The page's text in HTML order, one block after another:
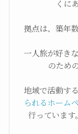
くに
拠点は、築年
一人旅が好き
のため
地域で活動す
られるホーム
行っていま